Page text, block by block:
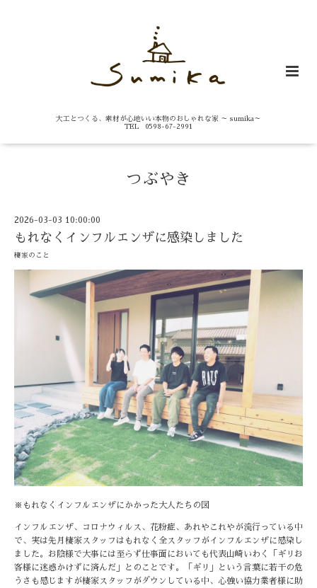
大工とつくる、素材が心地いい本物のおしゃれな家 ～ sumika～
TEL 0598-67-2991
つぶやき
2026-03-03 10:00:00
もれなくインフルエンザに感染しました
棲家のこと
※もれなくインフルエンザにかかった大人たちの図
インフルエンザ、コロナウィルス、花粉症、あれやこれやが流行っている中
で、実は先月棲家スタッフはもれなく全スタッフがインフルエンザに感染し
ました。お陰様で大事には至らず仕事面においても代表山崎いわく「ギリお
客様に迷惑かけずに済んだ」とのことです。「ギリ」という言葉に若干の危
うさも感じますが棲家スタッフがダウンしている中、心強い協力業者様に助